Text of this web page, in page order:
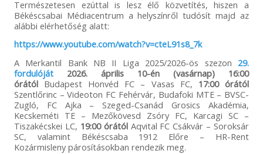
Természetesen ezúttal is lesz élő közvetítés, hiszen a
Békéscsabai Médiacentrum a helyszínről tudósít majd az
alábbi elérhetőség alatt:
https://www.youtube.com/watch?v=cteL91s8_7k
A Merkantil Bank NB II Liga 2025/2026-ös szezon 29.
fordulóját
2026. április 10-én (vasárnap) 16:00
órátólBudapest Honvéd FC – Vasas FC, 17:00 órától
Szentlőrinc – Videoton FC Fehérvár, Budafoki MTE – BVSC-
Zugló, FC Ajka – Szeged-Csanád Grosics Akadémia,
Kecskeméti TE – Mezőkövesd Zsóry FC, Karcagi SC –
Tiszakécskei LC, 19:00 órátólAqvital FC Csákvár – Soroksár
SC, valamint Békéscsaba 1912 Előre – HR-Rent
Kozármisleny párosításokban rendezik meg.